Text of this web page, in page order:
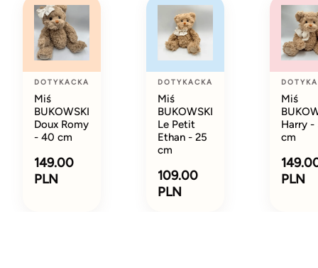
DOTYKACKA
Miś
BUKOWSKI
Doux Romy
- 40 cm
149.00
PLN
DOTYKACKA
Miś
BUKOWSKI
Le Petit
Ethan - 25
cm
109.00
PLN
Miś
Harry -
cm
PLN